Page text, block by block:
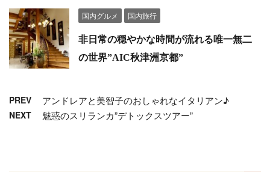
国内グルメ 国内旅行
非日常の穏やかな時間が流れる唯一無二
の世界”AIC秋津洲京都”
PREV アンドレアと美智子のおしゃれなイタリアン♪
NEXT 魅惑のスリランカ”デトックスツアー”